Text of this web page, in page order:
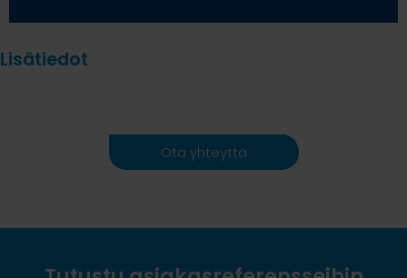
Lisätiedot
Ota yhteyttä